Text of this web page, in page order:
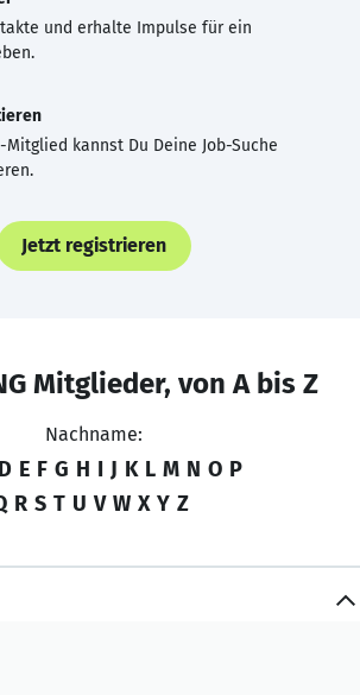
und erhalte Impulse für ein
kannst Du Deine Job-Suche
Jetzt registrieren
Mitglieder, von A bis Z
Nachname:
D E F G H I J K L M N O P
R S T U V W X Y Z